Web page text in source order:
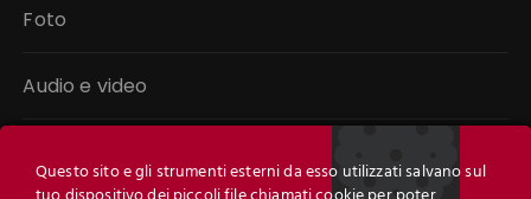
Foto
Audio e video
Questo sito e gli strumenti esterni da esso utilizzati salvano sul